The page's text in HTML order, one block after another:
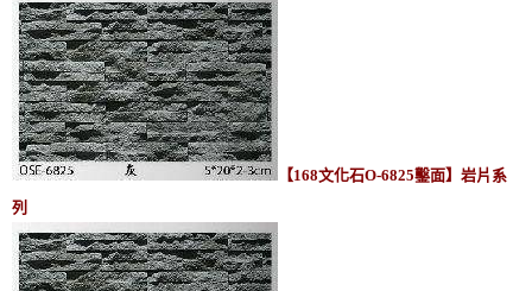
【168文化石O-6825鑿面】岩片系
列